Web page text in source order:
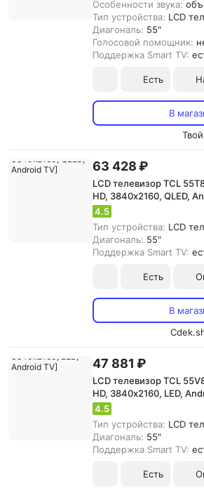
Особенности звука:
Тип устройства: LCD
Диагональ: 55"
Голосовой помощник:
Поддержка Smart TV:
Есть
В
63 428 ₽
LCD телевизор TCL
HD, 3840х2160, QLED,
4.5
Тип устройства: LCD
Диагональ: 55"
Поддержка Smart TV:
Есть
В
47 881 ₽
LCD телевизор TCL
HD, 3840х2160, LED,
4.5
Тип устройства: LCD
Диагональ: 55"
Поддержка Smart TV:
Есть